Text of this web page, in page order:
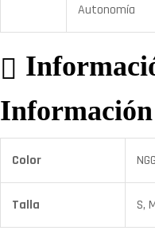
Autonomía
Color
Talla S,